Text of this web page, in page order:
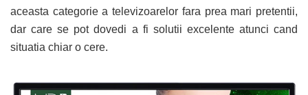
aceasta categorie a televizoarelor fara prea mari pretentii,
dar care se pot dovedi a fi solutii excelente atunci cand
situatia chiar o cere.